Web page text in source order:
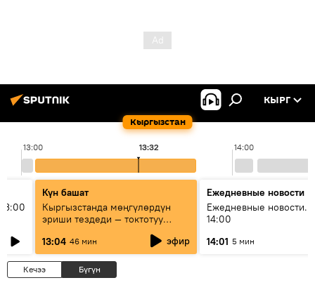
Кыргызстан
КЫРГ
13:00 14:00
13:32
Күн башат
Кыргызстанда мөңгүлөрдүн
эриши тездеди — токтотуу
13:04 46 мин эфир
Ежедневные новости
Ежедневные новости.
14:00
14:01 5 мин
Кечээ Бүгүн